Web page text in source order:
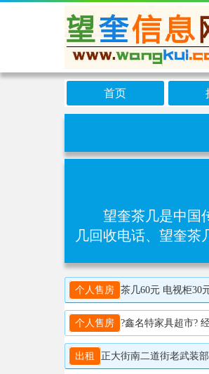
首页
望奎茶几是中国
几回收电话、望奎茶
个人售房 茶几60元 电视柜30
个人售房 ?鑫名特家具超市?
出租 正大街南二道街老武装部